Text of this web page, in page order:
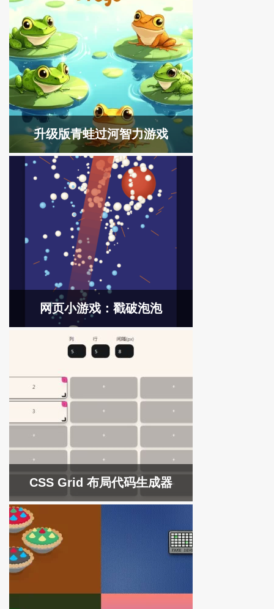
升级版青蛙过河智力游戏
网页小游戏：戳破泡泡
CSS Grid 布局代码生成器